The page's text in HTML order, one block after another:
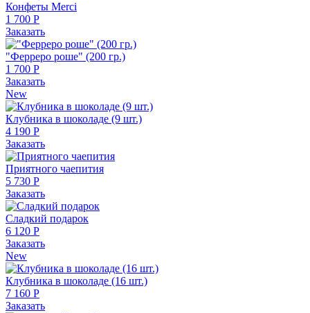
Конфеты Merci
1 700 Р
Заказать
"Ферреро роше" (200 гр.)
1 700 Р
Заказать
New
Клубника в шоколаде (9 шт.)
4 190 Р
Заказать
Приятного чаепития
5 730 Р
Заказать
Сладкий подарок
6 120 Р
Заказать
New
Клубника в шоколаде (16 шт.)
7 160 Р
Заказать